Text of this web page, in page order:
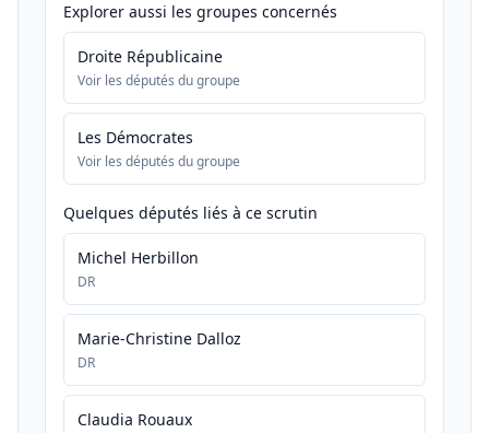
Explorer aussi les groupes concernés
Droite Républicaine
Voir les députés du groupe
Les Démocrates
Voir les députés du groupe
Quelques députés liés à ce scrutin
Michel Herbillon
DR
Marie-Christine Dalloz
DR
Claudia Rouaux